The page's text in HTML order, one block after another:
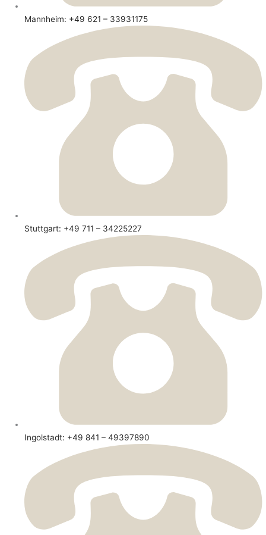
Mannheim: +49 621 – 33931175
Stuttgart: +49 711 – 34225227
Ingolstadt: +49 841 – 49397890